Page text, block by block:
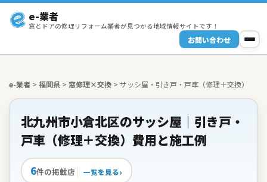
e-業者
窓とドアの修理リフォーム業者が見つかる地域情報サイトです！
お問い合わせ
e-業者 > 福岡県 > 窓修理×交換 > サッシ屋・引き戸・戸車（修理＋交換）
北九州市小倉北区のサッシ屋｜引き戸・
戸車（修理＋交換）費用と施工例
6件の掲載店 一覧を見る